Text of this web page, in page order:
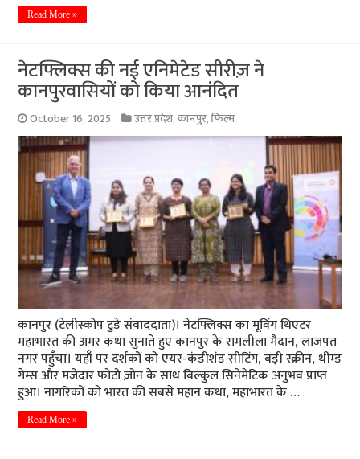
Read More »
नेटफ्लिक्स की नई एनिमेटेड सीरीज़ ने
कानपुरवासियों को किया आनंदित
October 16, 2025 उत्तर प्रदेश,कानपुर,फिल्म
कानपुर (टेलीस्कोप टुडे संवाददाता)। नेटफ्लिक्स का मूविंग थिएटर
महाभारत की अमर कथा सुनाते हुए कानपुर के रामलीला मैदान, लाजपत
नगर पहुँचा। यहाँ पर दर्शकों को एयर-कंडीशंड सीटिंग, बड़ी स्क्रीन, थीम्ड
गेम्स और मजेदार फोटो ज़ोन के साथ बिल्कुल सिनेमेटिक अनुभव प्राप्त
हुआ। नागरिकों को भारत की सबसे महान कथा, महाभारत के …
Read More »